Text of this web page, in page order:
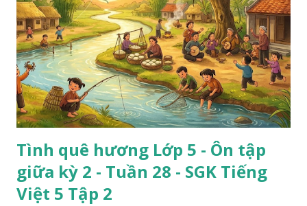
Tình quê hương Lớp 5 - Ôn tập
giữa kỳ 2 - Tuần 28 - SGK Tiếng
Việt 5 Tập 2